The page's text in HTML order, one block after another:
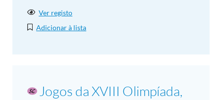
Ver registo
Adicionar à lista
Jogos da XVIII Olimpíada,